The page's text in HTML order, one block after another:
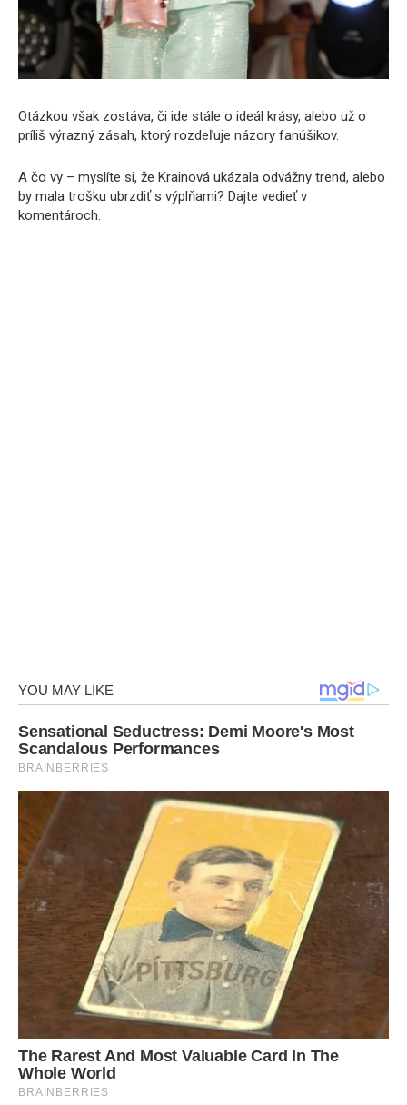
Otázkou však zostáva, či ide stále o ideál krásy, alebo už o
príliš výrazný zásah, ktorý rozdeľuje názory fanúšikov.
A čo vy – myslíte si, že Krainová ukázala odvážny trend, alebo
by mala trošku ubrzdiť s výplňami? Dajte vedieť v
komentároch.